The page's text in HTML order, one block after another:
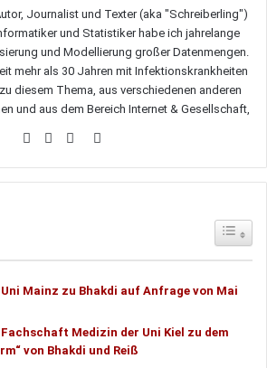
Journalist und Texter (aka "Schreiberling")
und Statistiker habe ich jahrelange
und Modellierung großer Datenmengen.
mehr als 30 Jahren mit Infektionskrankheiten
diesem Thema, aus verschiedenen anderen
und aus dem Bereich Internet & Gesellschaft,
Webseite
Facebook
Twitter
LinkedIn
Toggle
Mainz zu Bhakdi auf Anfrage von Mai
Medizin der Uni Kiel zu dem
von Bhakdi und Reiß